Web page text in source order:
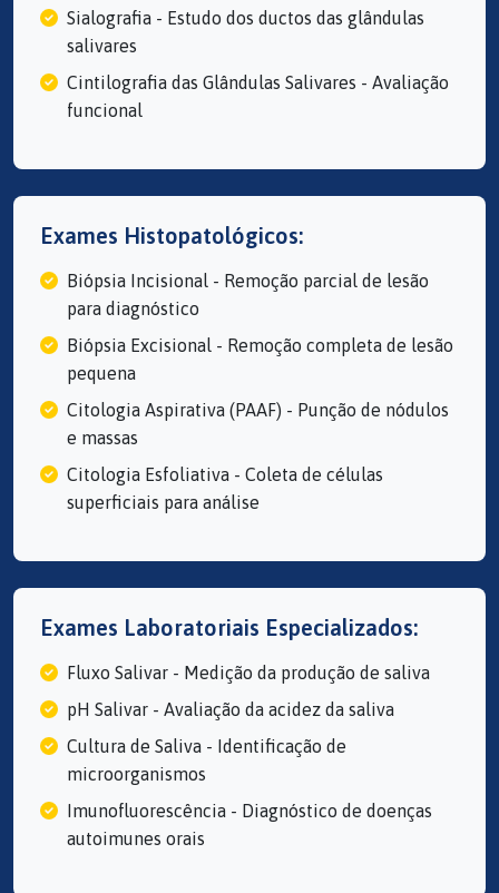
Sialografia - Estudo dos ductos das glândulas
salivares
Cintilografia das Glândulas Salivares - Avaliação
funcional
Exames Histopatológicos:
Biópsia Incisional - Remoção parcial de lesão
para diagnóstico
Biópsia Excisional - Remoção completa de lesão
pequena
Citologia Aspirativa (PAAF) - Punção de nódulos
e massas
Citologia Esfoliativa - Coleta de células
superficiais para análise
Exames Laboratoriais Especializados:
Fluxo Salivar - Medição da produção de saliva
pH Salivar - Avaliação da acidez da saliva
Cultura de Saliva - Identificação de
microorganismos
Imunofluorescência - Diagnóstico de doenças
autoimunes orais